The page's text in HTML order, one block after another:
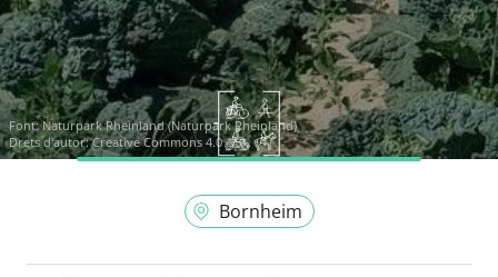
Font:Naturpark Rheinland (Naturpark Rheinland)
Drets d'autor: Creative Commons 4.0
Bornheim